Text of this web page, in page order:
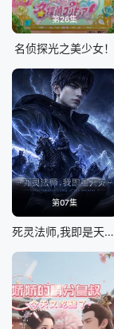
第26集
名侦探光之美少女！
第07集
死灵法师,我即是天灾(2026)